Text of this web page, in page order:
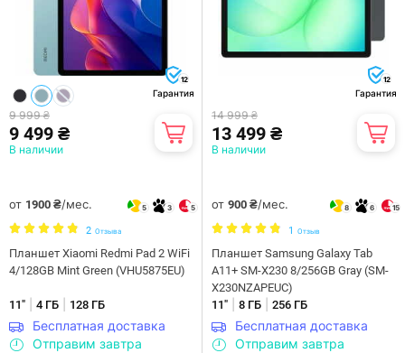
12
Гарантия
9 999 ₴
9 499 ₴
В наличии
от 1900 ₴/мес. 5 3 5
2 Отзыва
Планшет Xiaomi Redmi Pad 2 WiFi
4/128GB Mint Green (VHU5875EU)
11" 4 ГБ 128 ГБ
Бесплатная доставка
Отправим завтра
12
Гарантия
14 999 ₴
13 499 ₴
В наличии
от 900 ₴/мес. 8 6 15
1 Отзыв
Планшет Samsung Galaxy Tab
A11+ SM-X230 8/256GB Gray (SM-
X230NZAPEUC)
11"
8 ГБ 256 ГБ
Бесплатная доставка
Отправим завтра